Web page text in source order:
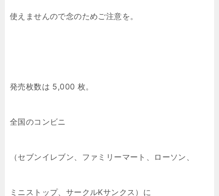
使えませんので念のためご注意を。
発売枚数は 5,000 枚。
全国のコンビニ
（セブンイレブン、ファミリーマート、ローソン、
ミニストップ、サークルKサンクス）に